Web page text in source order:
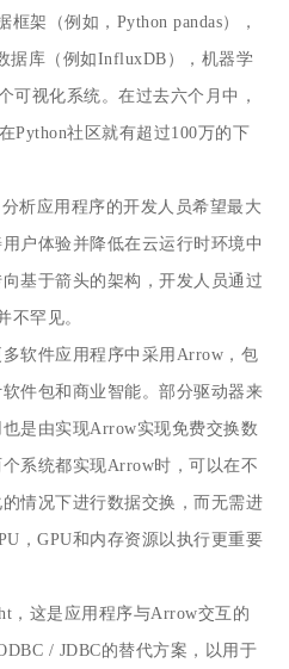
框架（例如，Python pandas），
据库（例如InfluxDB），机器学
可视化系统。在过去六个月中，
Python社区就有超过100万的下
析应用程序的开发人员希望最大
户体验并降低在云运行时环境中
基于箭头的架构，开发人员通过
不罕见。
软件应用程序中采用Arrow，包
件包和商业智能。部分驱动器来
是由实现Arrow实现免费交换数
系统都实现Arrow时，可以在不
情况下进行数据交换，而无需进
，GPU和内存资源以执行更重要
，这是应用程序与Arrow交互的
/ JDBC的替代方案，以用于